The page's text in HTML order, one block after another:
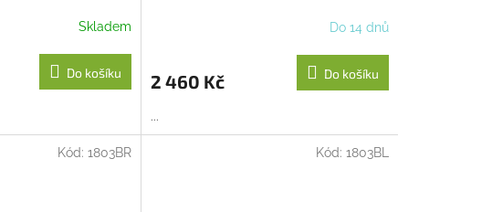
R
M
A
Skladem
Do košíku
Do 14 dnů
2 460 Kč Do košíku
...
Kód: 1803BR Kód: 1803BL